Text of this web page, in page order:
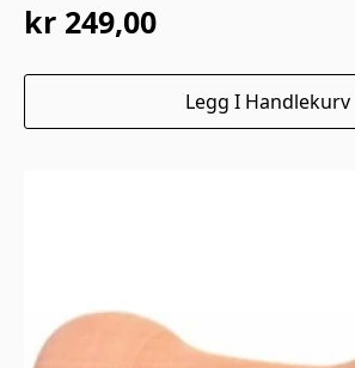
kr 249,00
Legg I Handlekurv